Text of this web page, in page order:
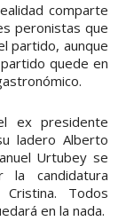
comparte
peronistas que
partido, aunque
quede en
ex presidente
ladero Alberto
Urtubey se
candidatura
Todos
en la nada.